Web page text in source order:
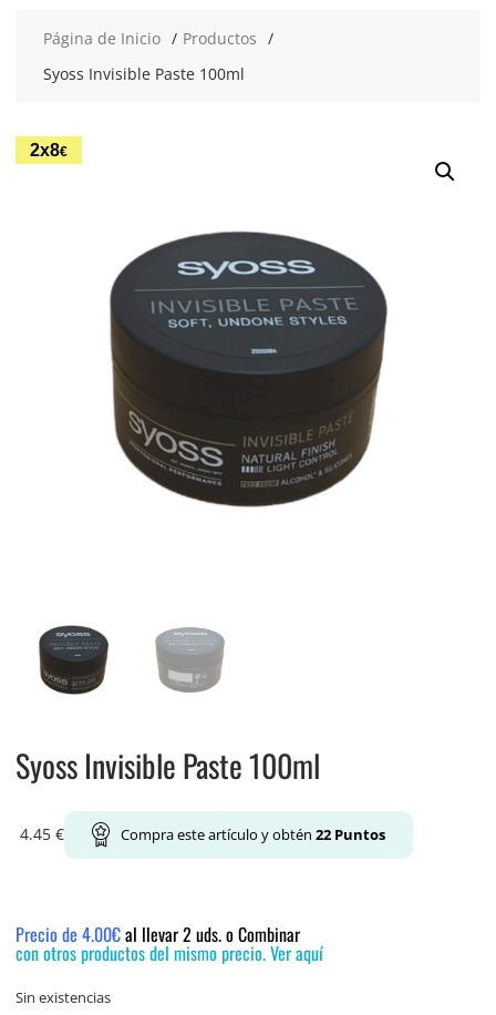
Página de Inicio
Productos
Syoss Invisible Paste 100ml
2x8€
Syoss Invisible Paste 100ml
4.45 € Compra este artículo y obtén 22Puntos
Precio de 4.00€al llevar 2 uds. o Combinar
con otros productos del mismo precio. Ver aquí
Sin existencias